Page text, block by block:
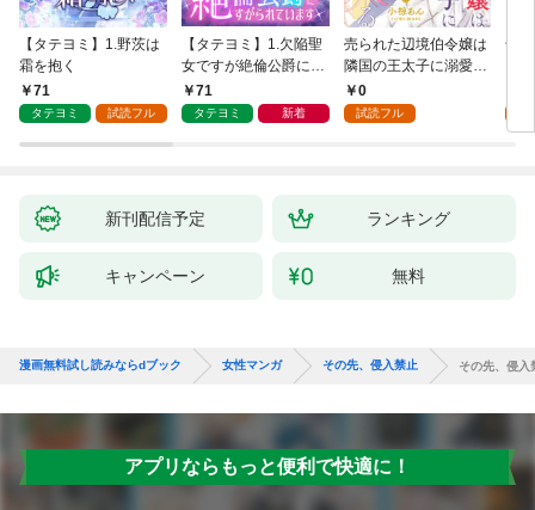
【タテヨミ】1.野茨は
霜を抱く
71
タテヨミ 試読フル
【タテヨミ】1.欠陥聖
女ですが絶倫公爵にす
がられています
71
タテヨミ 新着
売られた辺境伯令嬢は
隣国の王太子に溺愛さ
れる 1
0
試読フル
千
家
新刊配信予定 ランキング
キャンペーン 無料
漫画無料試し読みならdブック 女性マンガ その先、侵入禁止 その先、侵入
アプリならもっと便利で快適に！